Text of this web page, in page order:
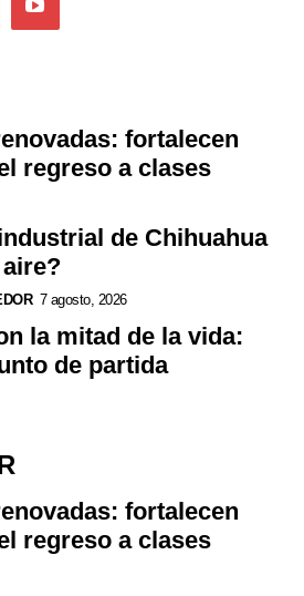
fortalecen
regreso a clases
de Chihuahua
7 agosto, 2026
la mitad de la vida:
de partida
fortalecen
regreso a clases